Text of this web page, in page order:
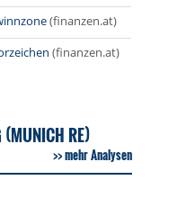
(finanzen.at)
(finanzen.at)
(MUNICH RE)
mehr Analysen